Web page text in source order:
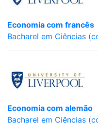
Economia com francês
Bacharel em Ciências
Economia com alemão
Bacharel em Ciências